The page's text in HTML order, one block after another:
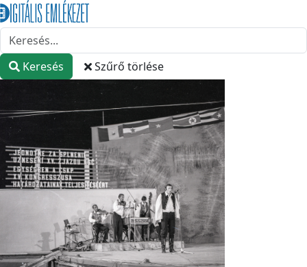
Keresés Szűrő törlése